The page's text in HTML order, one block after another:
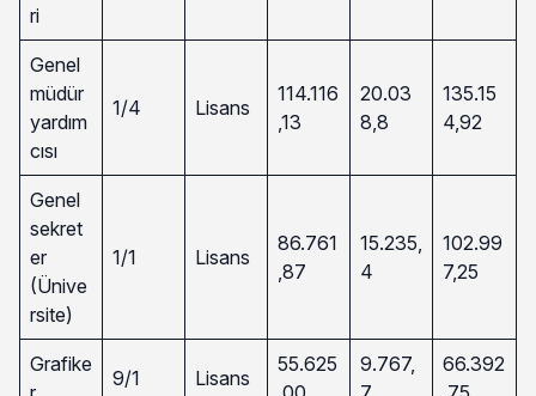
ri
Genel
müdür
yardım
cısı
1/4 Lisans
114.116
,13
20.03
8,8
135.15
4,92
Genel
sekret
er
(Ünive
rsite)
1/1 Lisans
86.761
,87
15.235,
4
102.99
7,25
Grafike
9/1 Lisans
55.625
9.767,
66.392